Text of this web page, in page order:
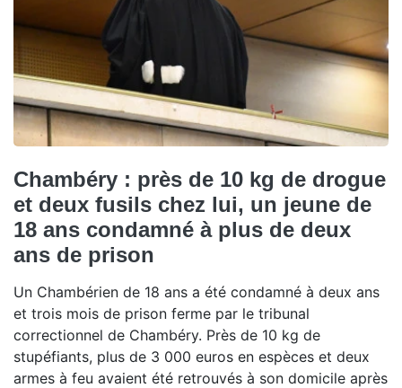
Chambéry : près de 10 kg de drogue
et deux fusils chez lui, un jeune de
18 ans condamné à plus de deux
ans de prison
Un Chambérien de 18 ans a été condamné à deux ans
et trois mois de prison ferme par le tribunal
correctionnel de Chambéry. Près de 10 kg de
stupéfiants, plus de 3 000 euros en espèces et deux
armes à feu avaient été retrouvés à son domicile après